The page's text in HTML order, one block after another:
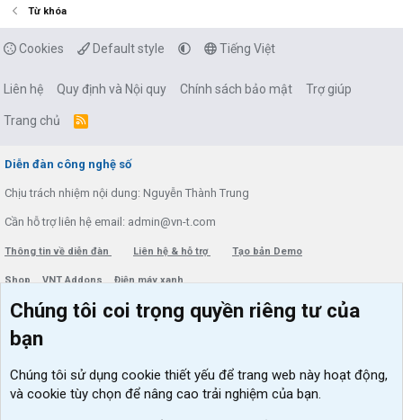
Từ khóa
Cookies Default style Tiếng Việt
Liên hệ Quy định và Nội quy Chính sách bảo mật Trợ giúp
Trang chủ
R
Diễn đàn công nghệ số
Chịu trách nhiệm nội dung: Nguyễn Thành Trung
Cần hỗ trợ liên hệ email: admin@vn-t.com
Thông tin về diễn đàn Liên hệ & hỗ trợ Tạo bản Demo
Shop VNT Addons Điện máy xanh
Menu thành viên
Đăng nhập
Diễn đàn
Kích hoạt Windows/ Office miễn phí
VIP add-ons Xenforo
Chúng tôi coi trọng quyền riêng tư của
bạn
Chúng tôi sử dụng cookie thiết yếu để trang web này hoạt động,
và cookie tùy chọn để nâng cao trải nghiệm của bạn.